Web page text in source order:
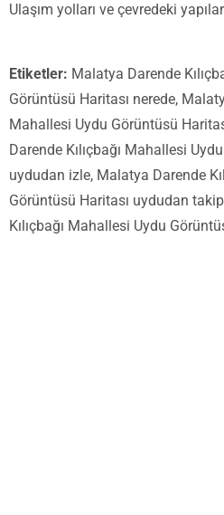
Ulaşım yolları ve çevredeki
Etiketler: Malatya Darende
Görüntüsü Haritası nerede,
Mahallesi Uydu Görüntüsü
Darende Kılıçbağı Mahallesi
uydudan izle, Malatya Darende
Görüntüsü Haritası uydudan
Kılıçbağı Mahallesi Uydu